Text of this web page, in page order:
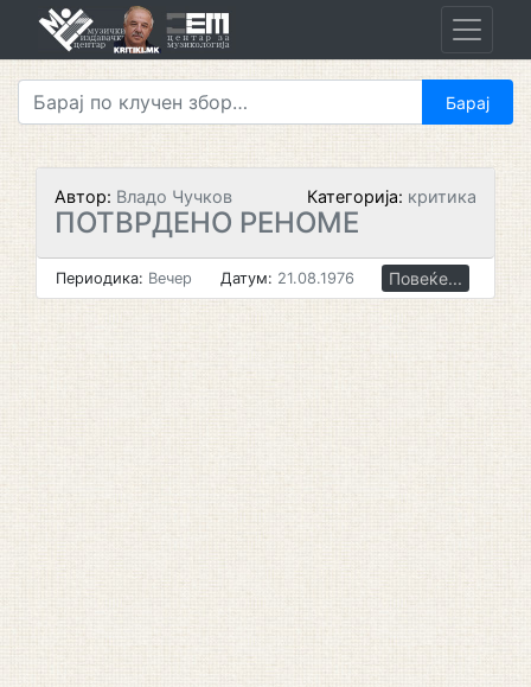
Автор: Владо Чучков Категорија: критика
ПОТВРДЕНО РЕНОМЕ
Периодика: Вечер Датум: 21.08.1976 Повеќе...